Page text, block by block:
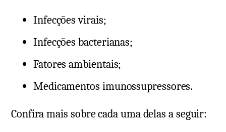
Infecções virais;
Infecções bacterianas;
Fatores ambientais;
Medicamentos imunossupressores.
Confira mais sobre cada uma delas a seguir: